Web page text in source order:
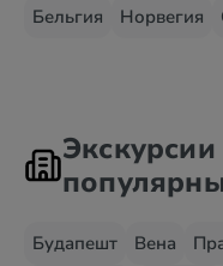
Бельгия
Норвегия
Будапешт Вена